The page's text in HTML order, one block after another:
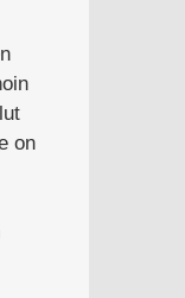
on